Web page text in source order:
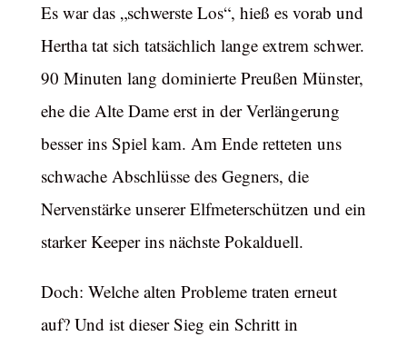
Es war das „schwerste Los“, hieß es vorab und
Hertha tat sich tatsächlich lange extrem schwer.
90 Minuten lang dominierte Preußen Münster,
ehe die Alte Dame erst in der Verlängerung
besser ins Spiel kam. Am Ende retteten uns
schwache Abschlüsse des Gegners, die
Nervenstärke unserer Elfmeterschützen und ein
starker Keeper ins nächste Pokalduell.
Doch: Welche alten Probleme traten erneut
auf? Und ist dieser Sieg ein Schritt in